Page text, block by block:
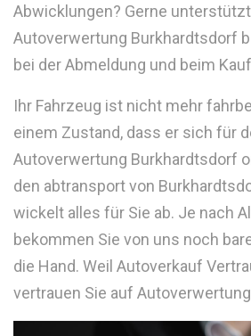
Abwicklungen? Gerne
Autoverwertung Burkhardtsdorf
bei der Abmeldung und beim
Ihr Fahrzeug ist nicht mehr
einem Zustand, dass er sich für
Autoverwertung Burkhardtsdorf
den abtransport von
wickelt alles für Sie ab. Je nach
bekommen Sie von uns noch
die Hand. Weil Autoverkauf
vertrauen Sie auf